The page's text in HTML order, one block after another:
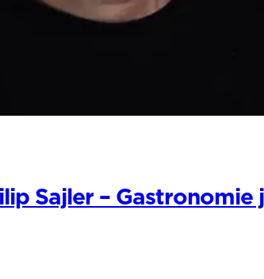
Sajler – Gastronomie